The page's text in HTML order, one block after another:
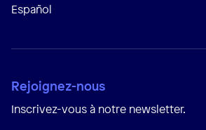
Español
Rejoignez-nous
Inscrivez-vous à notre newsletter.